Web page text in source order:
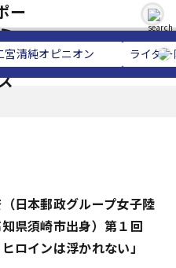
宮清純オピニオン ライタ
日本郵政グループ女子陸
県須崎市出身）第１回
ヒロインは浮かれない」